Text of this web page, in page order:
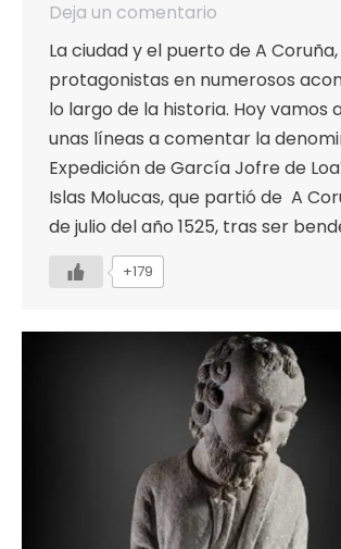
Deja un comentario
La ciudad y el puerto de A
protagonistas en numerosos
lo largo de la historia. Hoy vamos
unas líneas a comentar la
Expedición de García Jofre de
Islas Molucas, que partió de A
de julio del año 1525, tras ser
+179